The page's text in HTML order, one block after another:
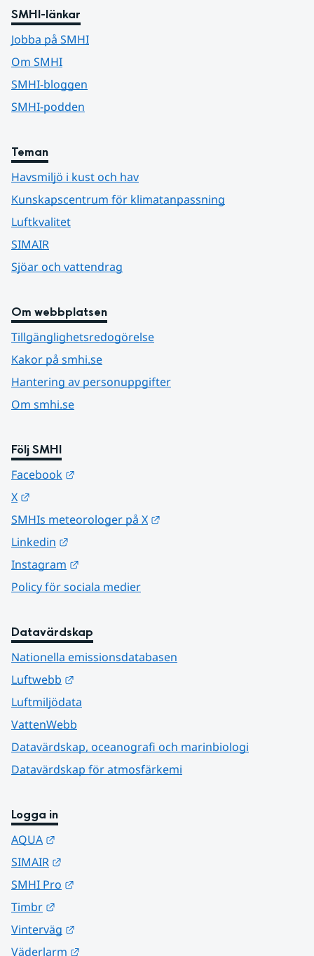
SMHI-länkar
Jobba på SMHI
Om SMHI
SMHI-bloggen
SMHI-podden
Teman
Havsmiljö i kust och hav
Kunskapscentrum för klimatanpassning
Luftkvalitet
SIMAIR
Sjöar och vattendrag
Om webbplatsen
Tillgänglighetsredogörelse
Kakor på smhi.se
Hantering av personuppgifter
Om smhi.se
Följ SMHI
Facebook
X
SMHIs meteorologer på X
Linkedin
Instagram
Policy för sociala medier
Datavärdskap
Nationella emissionsdatabasen
Luftwebb
Luftmiljödata
VattenWebb
Datavärdskap, oceanografi och marinbiologi
Datavärdskap för atmosfärkemi
Logga in
AQUA
SIMAIR
SMHI Pro
Timbr
Vinterväg
Väderlarm